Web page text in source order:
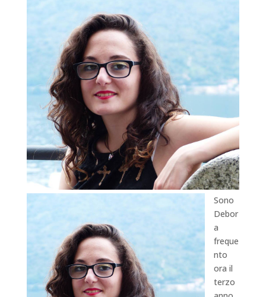
Sono
Debor
a
freque
nto
ora il
terzo